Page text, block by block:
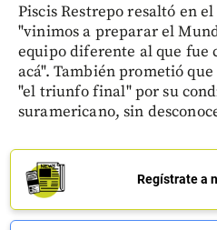
Piscis Restrepo resaltó en
"vinimos a preparar el
equipo diferente al que fue
acá". También prometió
"el triunfo final" por su
suramericano, sin
Regístrate a